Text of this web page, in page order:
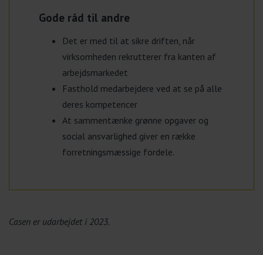
Gode råd til andre
Det er med til at sikre driften, når
virksomheden rekrutterer fra kanten af
arbejdsmarkedet
Fasthold medarbejdere ved at se på alle
deres kompetencer
At sammentænke grønne opgaver og
social ansvarlighed giver en række
forretningsmæssige fordele.
Casen er udarbejdet i 2023.